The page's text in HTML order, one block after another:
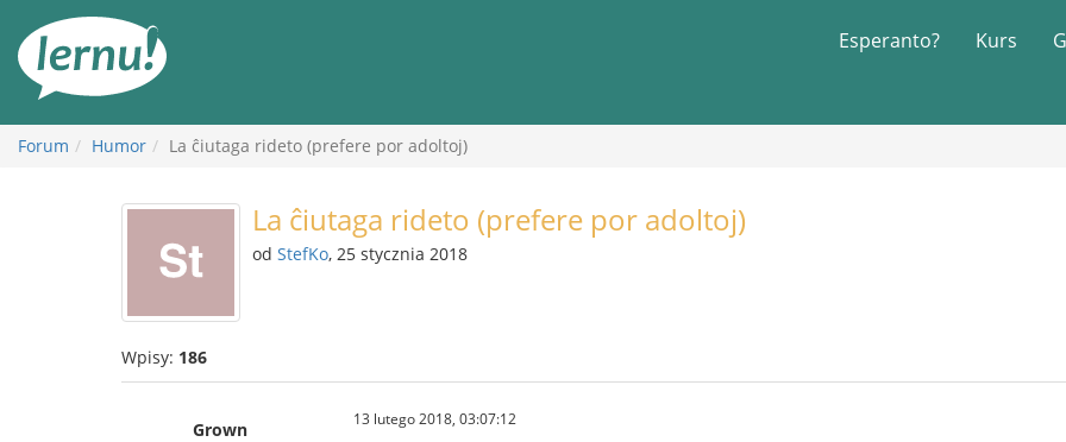
Esperanto? Kurs
Forum Humor La ĉiutaga rideto (prefere por adoltoj)
La ĉiutaga rideto (prefere por adoltoj)
od StefKo, 25 stycznia 2018
Wpisy: 186
Grown 13 lutego 2018, 03:07:12